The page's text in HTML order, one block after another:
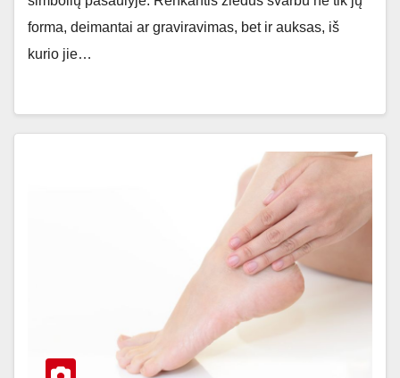
forma, deimantai ar graviravimas, bet ir auksas, iš
kurio jie…